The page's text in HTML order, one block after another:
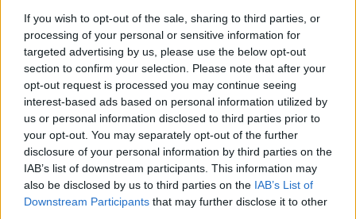
If you wish to opt-out of the sale, sharing to third parties, or
processing of your personal or sensitive information for
targeted advertising by us, please use the below opt-out
section to confirm your selection. Please note that after your
opt-out request is processed you may continue seeing
interest-based ads based on personal information utilized by
us or personal information disclosed to third parties prior to
your opt-out. You may separately opt-out of the further
disclosure of your personal information by third parties on the
IAB’s list of downstream participants. This information may
also be disclosed by us to third parties on the IAB’s List of
Downstream Participants that may further disclose it to other
- Det ser måske lidt voldsomt ud med
afspærringerne af faciliteterne, men det handler
sådan set bare om, at vi har haft det årlige tilsyn
på vores legeplads, og at der i den forbindelse har
været et par ting, der skal udbedres. Vi har derfor
måtte lukke to legehuse og et par af
trampolinerne, fortæller Sara Løvschall Grøntved,
som er konstitueret leder på Kulturhus Kappelborg,
som også står for legepladsen.
Vis mere
Del artikel